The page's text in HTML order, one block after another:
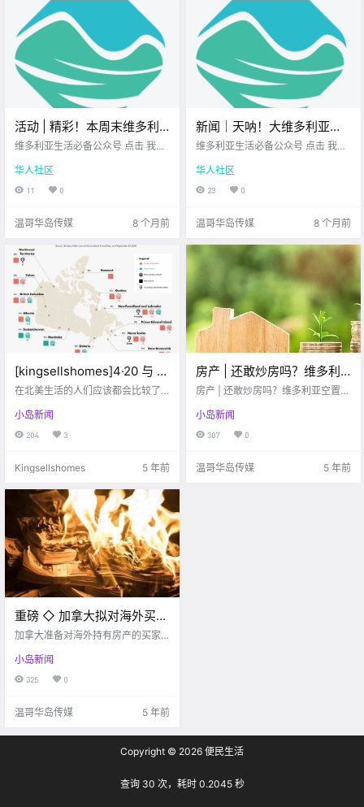
活动 | 精彩！本周末维多利
亚有多个手作集市、音乐
维多利亚生活必备公众号 点击 我在
想一直在你身边 大家周末好呀 十一
月已经悄悄 透着圣诞气息 街上变
华人社区
11 0
温哥华岛传媒 8 个月前
新闻｜天呐！大维多利亚生
活成本又涨了！你的钱包感
诞小火车回归，快来抢票
吧！
维多利亚生活必备公众号 点击 我在
想一直在你身边 大家周五好呀~ 一
周的忙碌又来到尾声 空气里都开始
华人社区
23 0
温哥华岛传媒 8 个月前
[kingsellshomes]4·20 与 加
拿大房产投资项目
在北美生活的人们应该都会比较了
is culture”。早在2018年10月.
小岛新闻
204 3
Kingsellshomes 5 年前
房产 | 还敢炒房吗？维多利
亚空置税上缴高达660万加
房产 | 还敢炒房吗？维多利亚空置税
小岛新闻
307 0
温哥华岛传媒 5 年前
重磅 ◇ 加拿大拟对海外买家
持有房产征税！或重创公寓
加拿大准备对海外持有房产的买家
小岛新闻
325 0
温哥华岛传媒 5 年前
Copyright © 2026 便民生活
查询 30 次，耗时 0.2045 秒